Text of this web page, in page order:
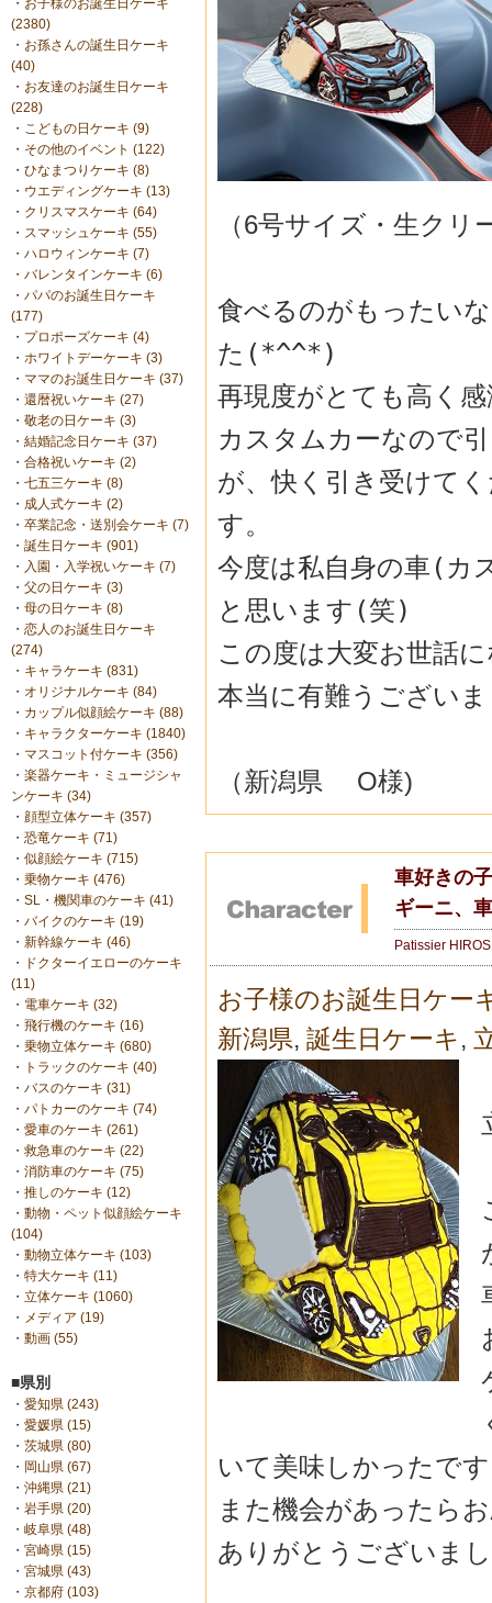
・ お子様のお誕生日ケーキ
(2380)
・ お孫さんの誕生日ケーキ
(40)
・ お友達のお誕生日ケーキ
(228)
・ こどもの日ケーキ (9)
・ その他のイベント (122)
・ ひなまつりケーキ (8)
・ ウエディングケーキ (13)
・ クリスマスケーキ (64)
・ スマッシュケーキ (55)
・ ハロウィンケーキ (7)
・ バレンタインケーキ (6)
・ パパのお誕生日ケーキ
(177)
・ プロポーズケーキ (4)
・ ホワイトデーケーキ (3)
・ ママのお誕生日ケーキ (37)
・ 還暦祝いケーキ (27)
・ 敬老の日ケーキ (3)
・ 結婚記念日ケーキ (37)
・ 合格祝いケーキ (2)
・ 七五三ケーキ (8)
・ 成人式ケーキ (2)
・ 卒業記念・送別会ケーキ (7)
・ 誕生日ケーキ (901)
・ 入園・入学祝いケーキ (7)
・ 父の日ケーキ (3)
・ 母の日ケーキ (8)
・ 恋人のお誕生日ケーキ
(274)
・ キャラケーキ (831)
・ オリジナルケーキ (84)
・ カップル似顔絵ケーキ (88)
・ キャラクターケーキ (1840)
・ マスコット付ケーキ (356)
・ 楽器ケーキ・ミュージシャ
ンケーキ (34)
・ 顔型立体ケーキ (357)
・ 恐竜ケーキ (71)
・ 似顔絵ケーキ (715)
・ 乗物ケーキ (476)
・ SL・機関車のケーキ (41)
・ バイクのケーキ (19)
・ 新幹線ケーキ (46)
・
ドクターイエローのケーキ
(11)
・ 電車ケーキ (32)
・ 飛行機のケーキ (16)
・ 乗物立体ケーキ (680)
・
トラックのケーキ (40)
・ バスのケーキ (31)
・ パトカーのケーキ (74)
・ 愛車のケーキ (261)
・ 救急車のケーキ (22)
・ 消防車のケーキ (75)
・ 推しのケーキ (12)
・ 動物・ペット似顔絵ケーキ
(104)
・ 動物立体ケーキ (103)
・ 特大ケーキ (11)
・ 立体ケーキ (1060)
・ メディア (19)
・ 動画 (55)
■県別
・ 愛知県 (243)
・ 愛媛県 (15)
・ 茨城県 (80)
・ 岡山県 (67)
・ 沖縄県 (21)
・ 岩手県 (20)
・ 岐阜県 (48)
・ 宮崎県 (15)
・ 宮城県 (43)
・ 京都府 (103)
（6号サイズ・生クリ
食べるのがもったい
た(*^^*)
再現度がとても高く
カスタムカーなので
が、快く引き受けて
す。
今度は私自身の車(カ
と思います(笑)
この度は大変お世話
本当に有難うござい
（新潟県 O様)
車好きの
ギーニ、
Patissier
お子様のお誕生日ケー
新潟県, 誕生日ケーキ ,
いて美味し かったで
また機会があったら
ありがとうございま